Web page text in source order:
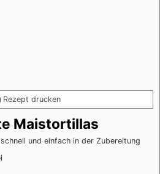
Rezept drucken
Maistortillas
und einfach in der Zubereitung